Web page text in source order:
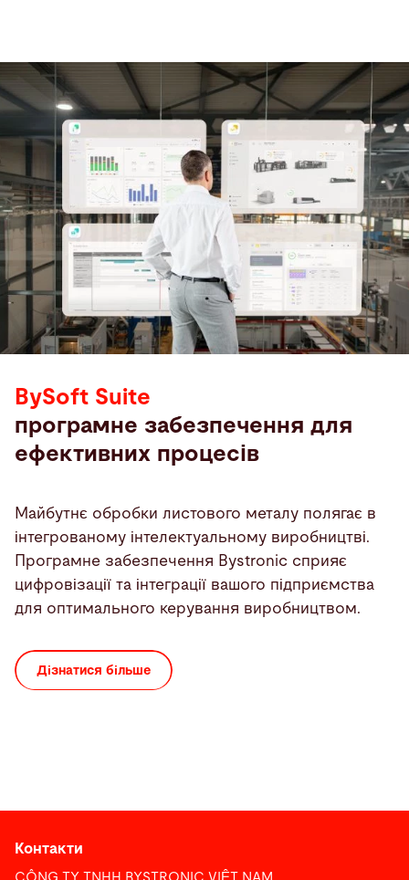
BySoft Suite
програмне забезпечення для
ефективних процесів
Майбутнє обробки листового металу полягає в
інтегрованому інтелектуальному виробництві.
Програмне забезпечення Bystronic сприяє
цифровізації та інтеграції вашого підприємства
для оптимального керування виробництвом.
Дізнатися більше
Контакти